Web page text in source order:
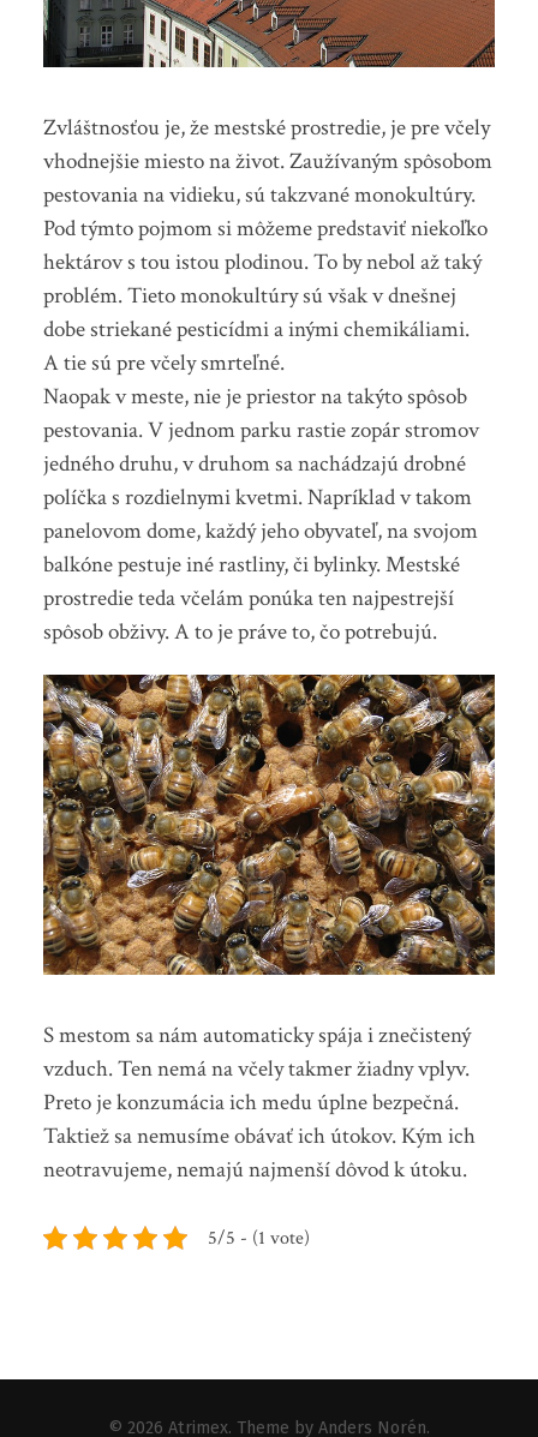
Zvláštnosťou je, že mestské prostredie, je pre včely
vhodnejšie miesto na život. Zaužívaným spôsobom
pestovania na vidieku, sú takzvané monokultúry.
Pod týmto pojmom si môžeme predstaviť niekoľko
hektárov s tou istou plodinou. To by nebol až taký
problém. Tieto monokultúry sú však v dnešnej
dobe striekané pesticídmi a inými chemikáliami.
A tie sú pre včely smrteľné.
Naopak v meste, nie je priestor na takýto spôsob
pestovania. V jednom parku rastie zopár stromov
jedného druhu, v druhom sa nachádzajú drobné
políčka s rozdielnymi kvetmi. Napríklad v takom
panelovom dome, každý jeho obyvateľ, na svojom
balkóne pestuje iné rastliny, či bylinky. Mestské
prostredie teda včelám ponúka ten najpestrejší
spôsob obživy. A to je práve to, čo potrebujú.
S mestom sa nám automaticky spája i znečistený
vzduch. Ten nemá na včely takmer žiadny vplyv.
Preto je konzumácia ich medu úplne bezpečná.
Taktiež sa nemusíme obávať ich útokov. Kým ich
neotravujeme, nemajú najmenší dôvod k útoku.
5/5 - (1 vote)
© 2026 Atrimex. Theme by Anders Norén.